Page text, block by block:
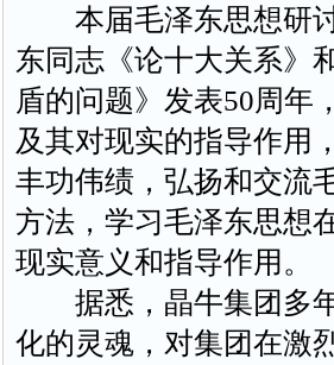
本届毛泽东思想研讨
东同志《论十大关系》
盾的问题》发表50周年
及其对现实的指导作用
丰功伟绩，弘扬和交流
方法，学习毛泽东思想
现实意义和指导作用。
据悉，晶牛集团多年
化的灵魂，对集团在激